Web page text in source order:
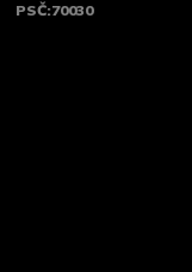
PSČ:70030